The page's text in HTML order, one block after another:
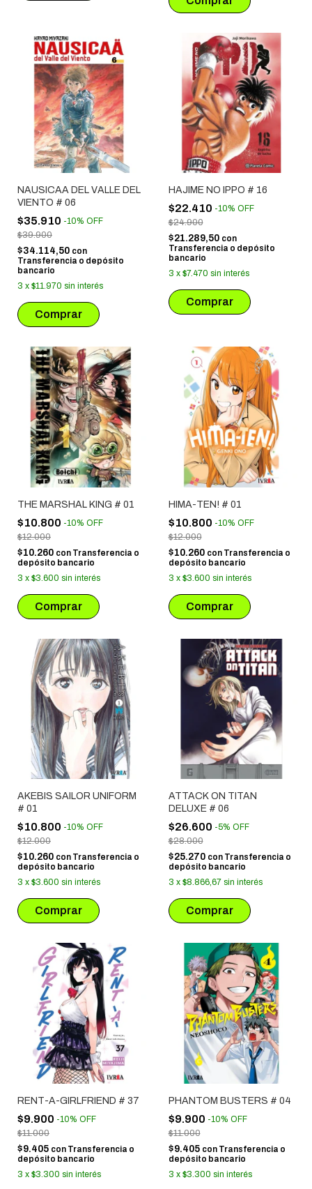
NAUSICAA DEL VALLE DEL
VIENTO # 06
$35.910 -10% OFF
$39.900
$34.114,50 con
Transferencia o depósito
bancario
3 x $11.970 sin interés
HAJIME NO IPPO # 16
$22.410 -10% OFF
$24.900
$21.289,50 con
Transferencia o depósito
bancario
3 x $7.470 sin interés
THE MARSHAL KING # 01
$10.800 -10% OFF
$12.000
$10.260 con Transferencia o
depósito bancario
3 x $3.600 sin interés
HIMA-TEN! # 01
$10.800 -10% OFF
$12.000
$10.260 con Transferencia o
depósito bancario
3 x $3.600 sin interés
AKEBIS SAILOR UNIFORM
# 01
$10.800 -10% OFF
$12.000
$10.260 con Transferencia o
depósito bancario
3 x $3.600 sin interés
ATTACK ON TITAN
DELUXE # 06
$26.600 -5% OFF
$28.000
$25.270 con Transferencia o
depósito bancario
3 x $8.866,67 sin interés
RENT-A-GIRLFRIEND # 37
$9.900 -10% OFF
$11.000
$9.405 con Transferencia o
depósito bancario
3 x $3.300 sin interés
PHANTOM BUSTERS # 04
$9.900 -10% OFF
$11.000
$9.405 con Transferencia o
depósito bancario
3 x $3.300 sin interés